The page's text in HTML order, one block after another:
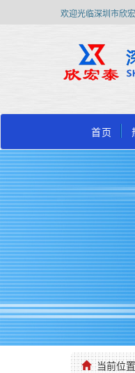
欢迎光临深圳市欣
首页
当前位